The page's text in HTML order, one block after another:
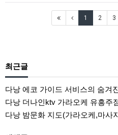
1 2 3
최근글
다낭 에코 가이드 서비스의 숨겨진 시스템
다낭 더나인ktv 가라오케 유흥주점의
다낭 밤문화 지도(가라오케,마사지,에코걸,토킹바,